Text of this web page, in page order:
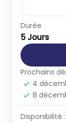
Europe
1-40
Durée
5 Jours
Prochains
4
8
Disponibilité :